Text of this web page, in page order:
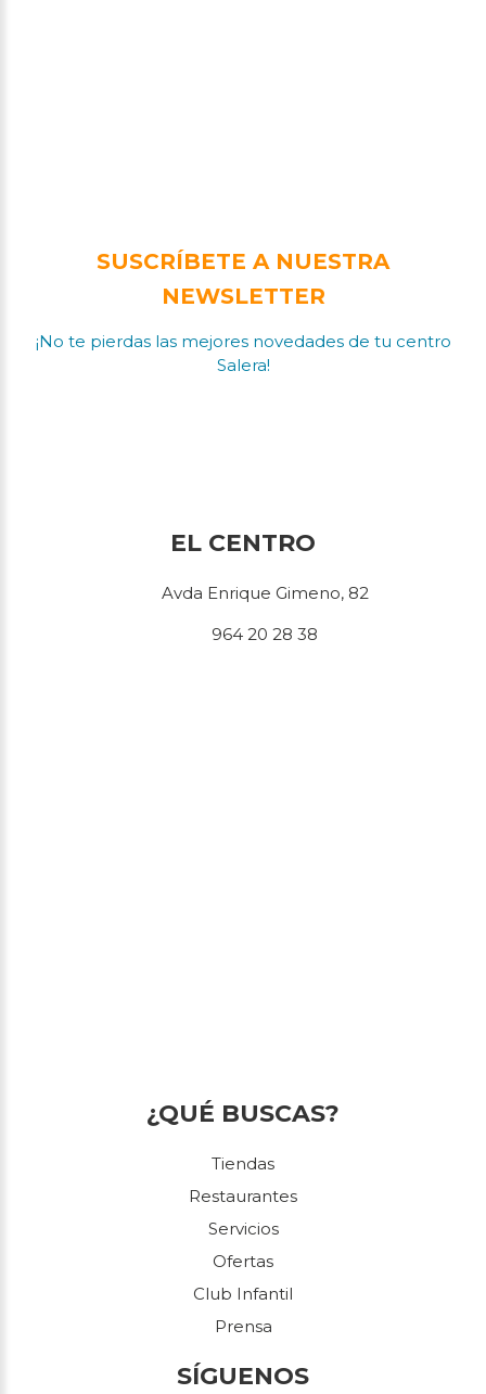
SUSCRÍBETE A NUESTRA
NEWSLETTER
¡No te pierdas las mejores novedades de tu centro
Salera!
EL CENTRO
Avda Enrique Gimeno, 82
964 20 28 38
¿QUÉ BUSCAS?
Tiendas
Restaurantes
Servicios
Ofertas
Club Infantil
Prensa
SÍGUENOS